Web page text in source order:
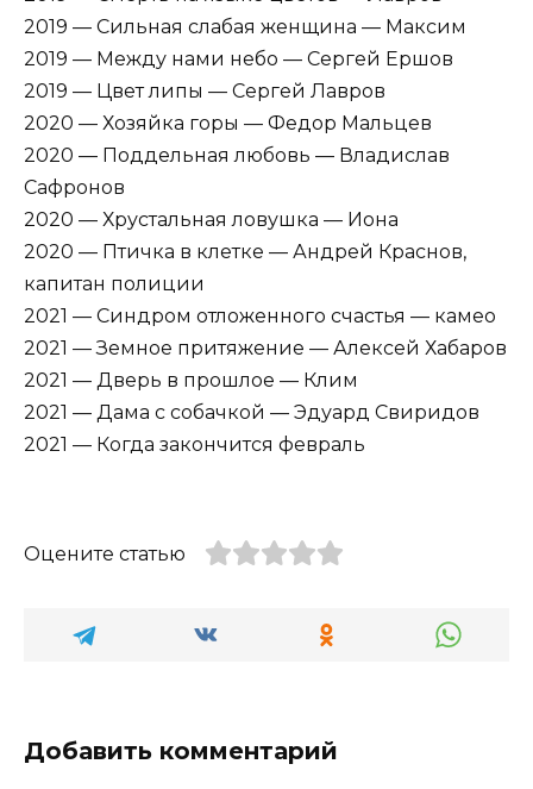
2019 — Сильная слабая женщина — Максим
2019 — Между нами небо — Сергей Ершов
2019 — Цвет липы — Сергей Лавров
2020 — Хозяйка горы — Федор Мальцев
2020 — Поддельная любовь — Владислав
Сафронов
2020 — Хрустальная ловушка — Иона
2020 — Птичка в клетке — Андрей Краснов,
капитан полиции
2021 — Синдром отложенного счастья — камео
2021 — Земное притяжение — Алексей Хабаров
2021 — Дверь в прошлое — Клим
2021 — Дама с собачкой — Эдуард Свиридов
2021 — Когда закончится февраль
Оцените статью
Добавить комментарий